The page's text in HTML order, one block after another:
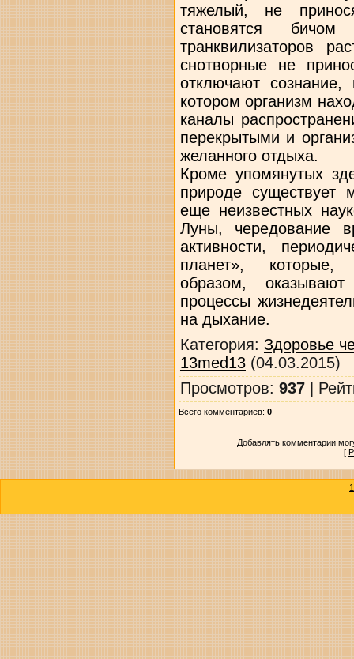
тяжелый, не
становятся бичом
транквилизаторов
снотворные не
отключают
котором организм
каналы
перекрытыми и
желанного отдыха.
Кроме упомянутых
природе существует
еще неизвестных
Луны, чередование
активности,
планет», которые,
образом,
процессы
на дыхание.
Категория: Здоровье
13med13(04.03.2015)
Просмотров: 937|
Всего комментариев: 0
Добавлять комментарии
[